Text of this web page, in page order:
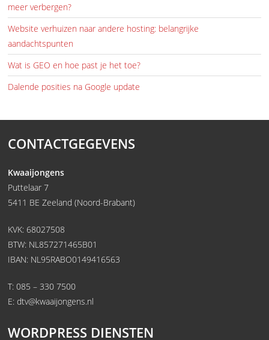
meer verbergen?
Website verhuizen naar andere hosting: belangrijke
aandachtspunten
Wat is GEO en hoe past je het toe?
Dalende posities na Google update
CONTACTGEGEVENS
Kwaaijongens
Puttelaar 7
5411 BE Zeeland (Noord-Brabant)
KVK: 68027508
BTW: NL857271465B01
IBAN: NL95RABO0149416563
T:085 – 330 7500
E:dtv@kwaaijongens.nl
WORDPRESS DIENSTEN